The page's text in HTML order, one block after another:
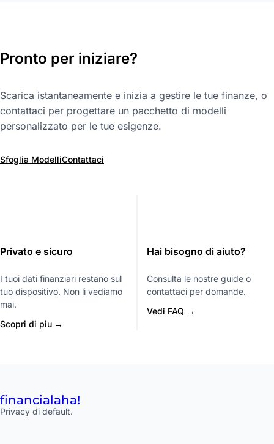
Pronto per iniziare?
Scarica istantaneamente e inizia a gestire le tue finanze, o
contattaci per progettare un pacchetto di modelli
personalizzato per le tue esigenze.
Sfoglia ModelliContattaci
Privato e sicuro
I tuoi dati finanziari restano sul
tuo dispositivo. Non li vediamo
mai.
Scopri di piu →
Hai bisogno di aiuto?
Consulta le nostre guide o
contattaci per domande.
Vedi FAQ →
financialaha!
Privacy di default.